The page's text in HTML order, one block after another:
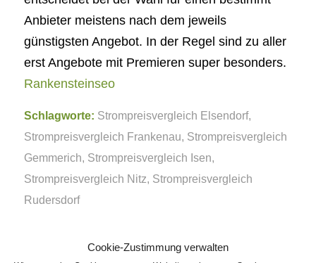
Cookie-Zustimmung verwalten
Anbieter meistens nach dem jeweils
günstigsten Angebot. In der Regel sind zu aller
erst Angebote mit Premieren super besonders.
Rankensteinseo
Schlagworte: Strompreisvergleich Elsendorf,
Strompreisvergleich Frankenau, Strompreisvergleich
Gemmerich, Strompreisvergleich Isen,
Strompreisvergleich Nitz, Strompreisvergleich
Rudersdorf
Eintrag teilen